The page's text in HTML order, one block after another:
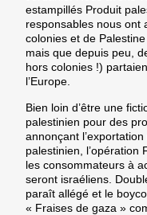
estampillés Produit
responsables nous ont
colonies et de
mais que depuis peu,
hors colonies !)
l’Europe.
Bien loin d’être une
palestinien pour des
annonçant
palestinien, l’opération
les consommateurs à
seront israéliens.
paraît allégé et le
« Fraises de gaza »